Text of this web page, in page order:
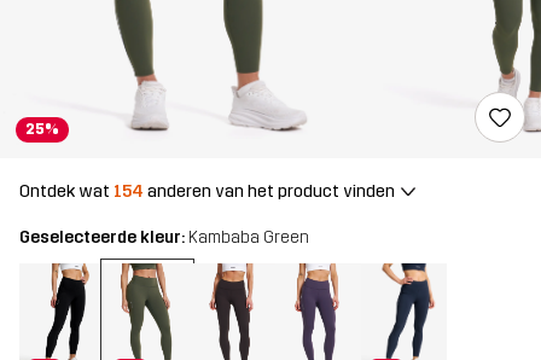
25%
Ontdek wat 154 anderen van het product vinden
Geselecteerde kleur: Kambaba Green